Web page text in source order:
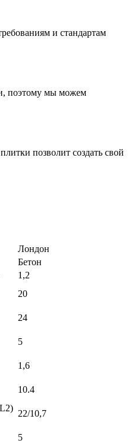
и стандартам
поэтому мы можем
позволит создать свой
Лондон
Бетон
1,2
20
24
5
1,6
10.4
22/10,7
5